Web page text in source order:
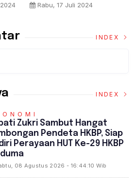
Pembangunan Kampus
Rabu, 17 Juli 2024
INDEX
INDEX
Zukri Sambut Hangat
Pendeta HKBP, Siap
Perayaan HUT Ke-29 HKBP
08 Agustus 2026 - 16:44:10 Wib